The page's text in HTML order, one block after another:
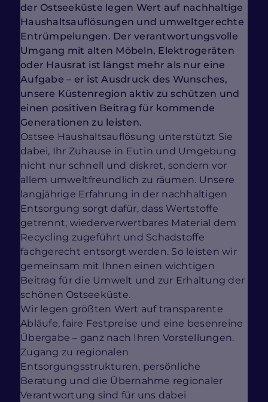
der Ostseeküste legen Wert auf nachhaltige
Haushaltsauflösungen und umweltgerechte
Entrümpelungen. Der verantwortungsvolle
Umgang mit alten Möbeln, Elektrogeräten
oder Hausrat ist längst mehr als nur eine
Aufgabe – er ist Ausdruck des Wunsches,
unsere Küstenregion aktiv zu schützen und
einen positiven Beitrag für kommende
Generationen zu leisten.
Ostsee Haushaltsauflösung unterstützt Sie
dabei, Ihr Zuhause in Eutin und Umgebung
nicht nur schnell und diskret, sondern vor
allem umweltfreundlich zu räumen. Unsere
langjährige Erfahrung in der nachhaltigen
Entsorgung sorgt dafür, dass Wertstoffe
getrennt, wiederverwertbares Material dem
Recycling zugeführt und Schadstoffe
fachgerecht entsorgt werden. So leisten wir
gemeinsam mit Ihnen einen wichtigen
Beitrag für die Umwelt und zur Erhaltung der
schönen Ostseeküste.
Wir legen größten Wert auf transparente
Abläufe, faire Festpreise und eine besenreine
Übergabe – ganz nach Ihren Vorstellungen.
Zugang zu regionalen
Entsorgungsstrukturen, persönliche
Beratung und die Übernahme regionaler
Verantwortung sind für uns dabei